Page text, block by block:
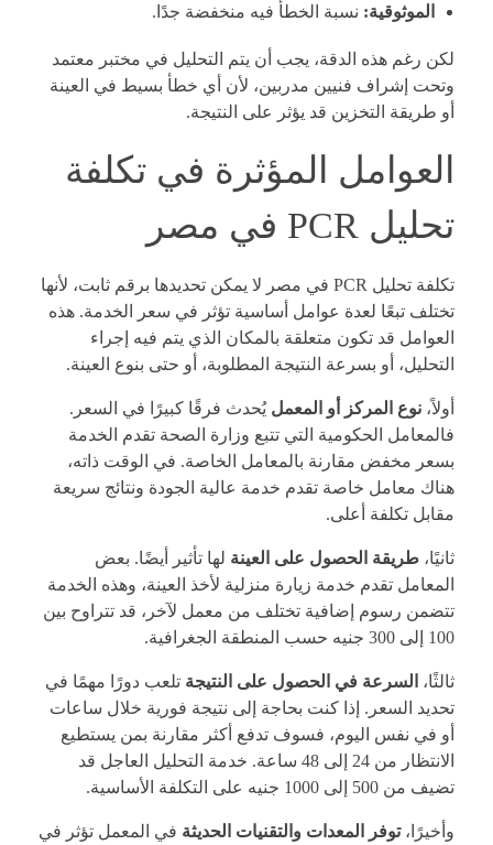
الموثوقية: نسبة الخطأ فيه منخفضة جدًا.
لكن رغم هذه الدقة، يجب أن يتم التحليل في مختبر معتمد
وتحت إشراف فنيين مدربين، لأن أي خطأ بسيط في العينة
أو طريقة التخزين قد يؤثر على النتيجة.
العوامل المؤثرة في تكلفة
تحليل PCR في مصر
تكلفة تحليل PCR في مصر لا يمكن تحديدها برقم ثابت، لأنها
تختلف تبعًا لعدة عوامل أساسية تؤثر في سعر الخدمة. هذه
العوامل قد تكون متعلقة بالمكان الذي يتم فيه إجراء
التحليل، أو بسرعة النتيجة المطلوبة، أو حتى بنوع العينة.
أولاً، نوع المركز أو المعمل يُحدث فرقًا كبيرًا في السعر.
فالمعامل الحكومية التي تتبع وزارة الصحة تقدم الخدمة
بسعر مخفض مقارنة بالمعامل الخاصة. في الوقت ذاته،
هناك معامل خاصة تقدم خدمة عالية الجودة ونتائج سريعة
مقابل تكلفة أعلى.
ثانيًا، طريقة الحصول على العينة لها تأثير أيضًا. بعض
المعامل تقدم خدمة زيارة منزلية لأخذ العينة، وهذه الخدمة
تتضمن رسوم إضافية تختلف من معمل لآخر، قد تتراوح بين
100 إلى 300 جنيه حسب المنطقة الجغرافية.
ثالثًا، السرعة في الحصول على النتيجة تلعب دورًا مهمًا في
تحديد السعر. إذا كنت بحاجة إلى نتيجة فورية خلال ساعات
أو في نفس اليوم، فسوف تدفع أكثر مقارنة بمن يستطيع
الانتظار من 24 إلى 48 ساعة. خدمة التحليل العاجل قد
تضيف من 500 إلى 1000 جنيه على التكلفة الأساسية.
وأخيرًا،توفر المعدات والتقنيات الحديثة في المعمل تؤثر في